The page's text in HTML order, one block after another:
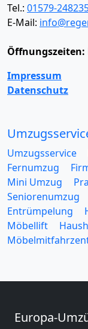
Tel.: 01579-
E-Mail:
Öffnungszeiten:
Impressum
Datenschutz
Umzugsservice
Fernumzug
Mini Umzug
Seniorenumzug
Entrümpelung
Möbellift
Europa-